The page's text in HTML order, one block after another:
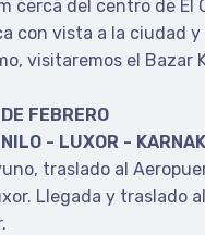
cerca del centro de El
con vista a la ciudad
visitaremos el Bazar
FEBRERO
- LUXOR - KARNAK
traslado al
Llegada y traslado